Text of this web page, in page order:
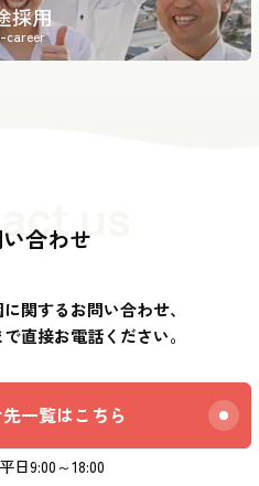
採用
career
us
合わせ
関するお問い合わせ、
直接お電話ください。
一覧はこちら
日9:00～18:00